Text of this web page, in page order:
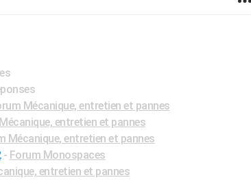
Mécanique, entretien et pannes
entretien et pannes
Mécanique, entretien et pannes
- Forum Monospaces
entretien et pannes